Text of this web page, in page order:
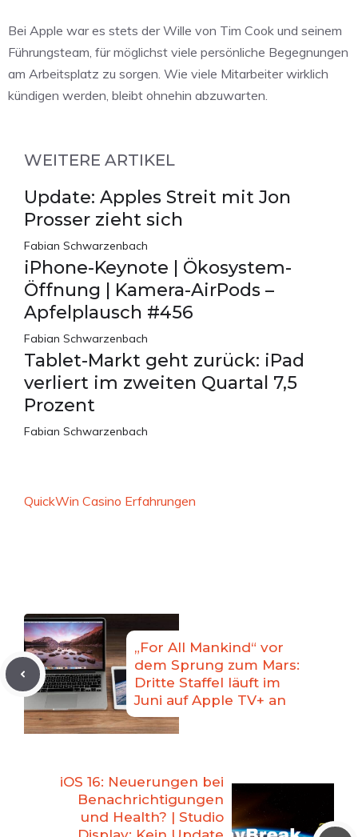
Bei Apple war es stets der Wille von Tim Cook und seinem
Führungsteam, für möglichst viele persönliche Begegnungen
am Arbeitsplatz zu sorgen. Wie viele Mitarbeiter wirklich
kündigen werden, bleibt ohnehin abzuwarten.
WEITERE ARTIKEL
Update: Apples Streit mit Jon
Prosser zieht sich
Fabian Schwarzenbach
iPhone-Keynote | Ökosystem-
Öffnung | Kamera-AirPods –
Apfelplausch #456
Fabian Schwarzenbach
Tablet-Markt geht zurück: iPad
verliert im zweiten Quartal 7,5
Prozent
Fabian Schwarzenbach
QuickWin Casino Erfahrungen
„For All Mankind“ vor
dem Sprung zum Mars:
Dritte Staffel läuft im
Juni auf Apple TV+ an
iOS 16: Neuerungen bei
Benachrichtigungen
und Health? | Studio